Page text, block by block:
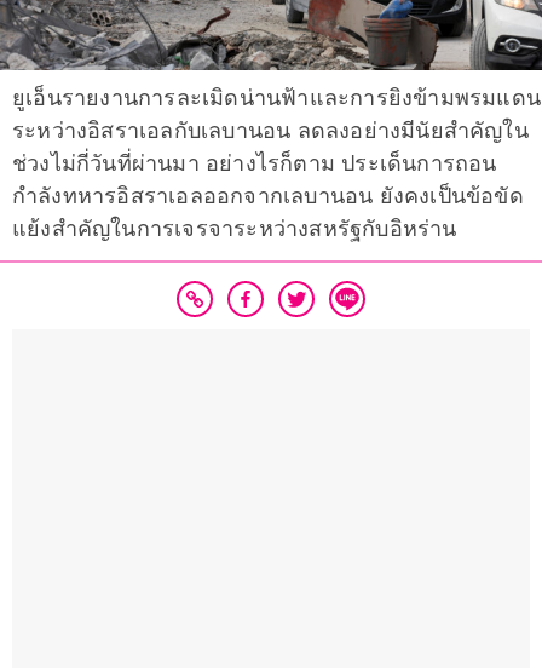
ยูเอ็นรายงานการละเมิดน่านฟ้าและการยิงข้ามพรมแดน
ระหว่างอิสราเอลกับเลบานอน ลดลงอย่างมีนัยสำคัญใน
ช่วงไม่กี่วันที่ผ่านมา อย่างไรก็ตาม ประเด็นการถอน
กำลังทหารอิสราเอลออกจากเลบานอน ยังคงเป็นข้อขัด
แย้งสำคัญในการเจรจาระหว่างสหรัฐกับอิหร่าน